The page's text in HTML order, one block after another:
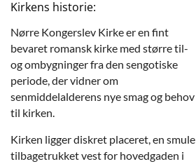
Kirkens historie:
Nørre Kongerslev Kirke er en fint
bevaret romansk kirke med større til-
og ombygninger fra den sengotiske
periode, der vidner om
senmiddelalderens nye smag og behov
til kirken.
Kirken ligger diskret placeret, en smule
tilbagetrukket vest for hovedgaden i